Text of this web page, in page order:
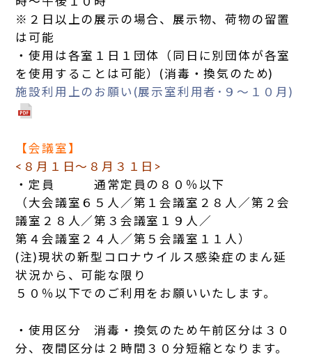
※２日以上の展示の場合、展示物、荷物の留置
は可能
・使用は各室１日１団体（同日に別団体が各室
を使用することは可能）(消毒・換気のため)
施設利用上のお願い(展示室利用者･９～１０月)
【会議室】
<８月１日～８月３１日>
・定員 通常定員の８０％以下
（大会議室６５人／第１会議室２８人／第２会
議室２８人／第３会議室１９人／
第４会議室２４人／第５会議室１１人）
(注)現状の新型コロナウイルス感染症のまん延
状況から、可能な限り
５０％以下でのご利用をお願いいたします。
・使用区分 消毒・換気のため午前区分は３０
分、夜間区分は２時間３０分短縮となります。